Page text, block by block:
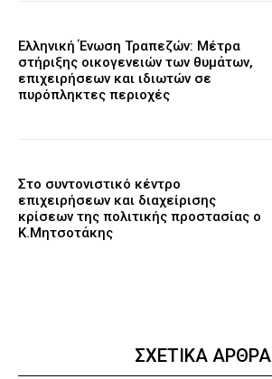
Ελληνική Ένωση Τραπεζών: Μέτρα
στήριξης οικογενειών των θυμάτων,
επιχειρήσεων και ιδιωτών σε
πυρόπληκτες περιοχές
Στο συντονιστικό κέντρο
επιχειρήσεων και διαχείρισης
κρίσεων της πολιτικής προστασίας ο
Κ.Μητσοτάκης
ΣΧΕΤΙΚΑ ΑΡΘΡΑ